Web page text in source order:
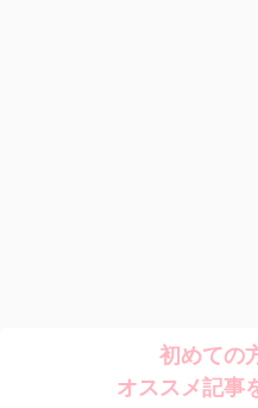
初めての
オススメ記事